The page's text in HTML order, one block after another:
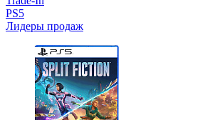
PS5
Лидеры продаж